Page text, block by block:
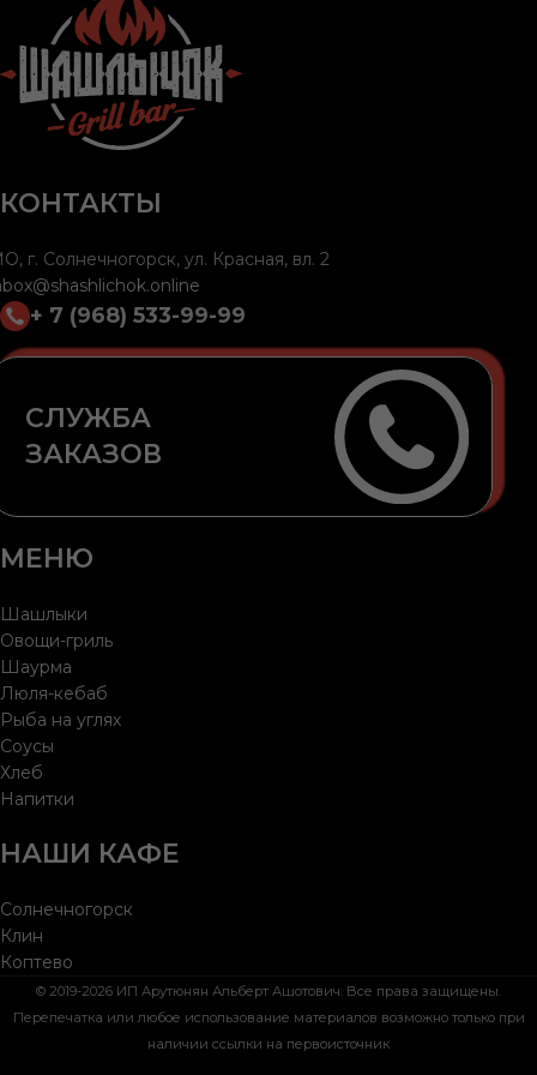
КОНТАКТЫ
г. Солнечногорск, ул. Красная, вл. 2
+ 7 (968) 533-99-99
СЛУЖБА
ЗАКАЗОВ
МЕНЮ
Шашлыки
Овощи-гриль
Шаурма
Люля-кебаб
Рыба на углях
Соусы
Хлеб
Напитки
НАШИ КАФЕ
Солнечногорск
Клин
Коптево
© 2019-2026 ИП Арутюнян Альберт Ашотович. Все права защищены.
Перепечатка или любое использование материалов возможно только при
наличии ссылки на первоисточник